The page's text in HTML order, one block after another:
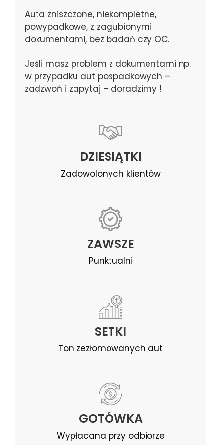
Auta zniszczone, niekompletne,
powypadkowe, z zagubionymi
dokumentami, bez badań czy OC.
Jeśli masz problem z dokumentami np.
w przypadku aut pospadkowych –
zadzwoń i zapytaj – doradzimy !
DZIESIĄTKI
Zadowolonych klientów
ZAWSZE
Punktualni
SETKI
Ton zezłomowanych aut
GOTÓWKA
Wypłacana przy odbiorze